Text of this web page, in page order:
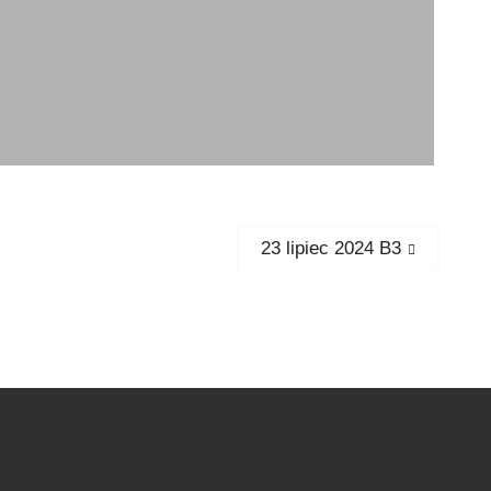
Next
23 lipiec 2024 B3